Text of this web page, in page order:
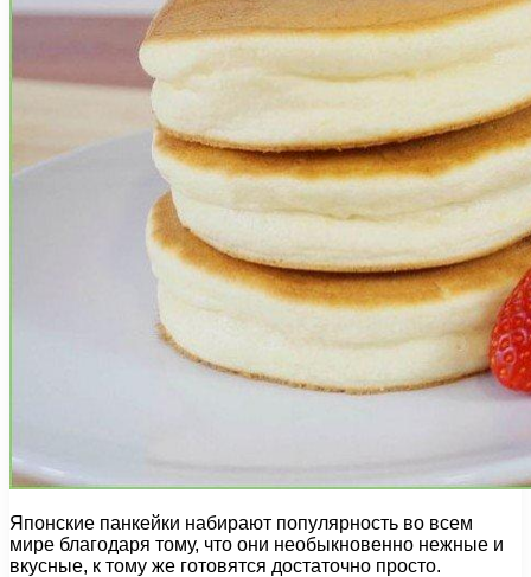
Японские панкейки набирают популярность во всем
мире благодаря тому, что они необыкновенно нежные и
вкусные, к тому же готовятся достаточно просто.